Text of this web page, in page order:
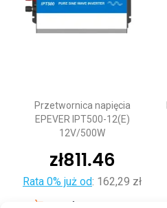
Przetwornica napięcia
EPEVER IPT500-12(E)
12V/500W
zł811.46
Rata 0% już od: 162,29 zł